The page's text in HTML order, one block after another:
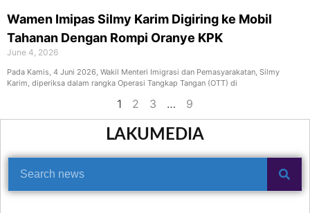
Wamen Imipas Silmy Karim Digiring ke Mobil
Tahanan Dengan Rompi Oranye KPK
June 4, 2026
Pada Kamis, 4 Juni 2026, Wakil Menteri Imigrasi dan Pemasyarakatan, Silmy
Karim, diperiksa dalam rangka Operasi Tangkap Tangan (OTT) di
1 2 3 … 9
LAKUMEDIA